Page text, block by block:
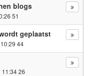
blogs
51
geplaatst
44
11:34 26